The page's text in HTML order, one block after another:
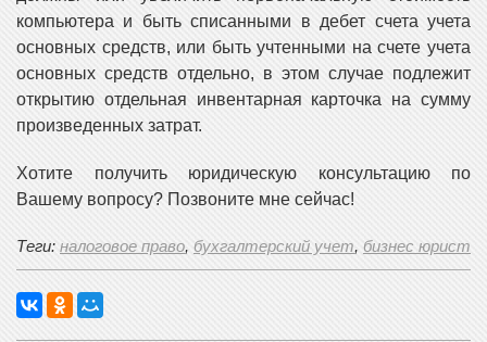
компьютера и быть списанными в дебет счета учета
основных средств, или быть учтенными на счете учета
основных средств отдельно, в этом случае подлежит
открытию отдельная инвентарная карточка на сумму
произведенных затрат.
Хотите получить юридическую консультацию по
Вашему вопросу? Позвоните мне сейчас!
Теги: налоговое право, бухгалтерский учет, бизнес юрист